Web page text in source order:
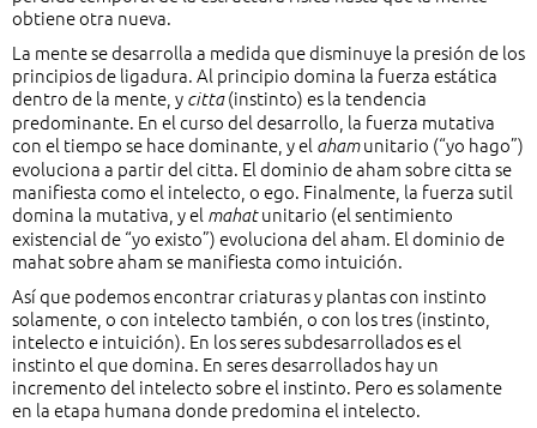
obtiene otra nueva.
La mente se desarrolla a medida que disminuye la presión de los
principios de ligadura. Al principio domina la fuerza estática
dentro de la mente, y citta(instinto) es la tendencia
predominante. En el curso del desarrollo, la fuerza mutativa
con el tiempo se hace dominante, y el ahamunitario (“yo hago”)
evoluciona a partir del citta. El dominio de aham sobre citta se
manifiesta como el intelecto, o ego. Finalmente, la fuerza sutil
domina la mutativa, y el mahatunitario (el sentimiento
existencial de “yo existo”) evoluciona del aham. El dominio de
mahat sobre aham se manifiesta como intuición.
Así que podemos encontrar criaturas y plantas con instinto
solamente, o con intelecto también, o con los tres (instinto,
intelecto e intuición). En los seres subdesarrollados es el
instinto el que domina. En seres desarrollados hay un
incremento del intelecto sobre el instinto. Pero es solamente
en la etapa humana donde predomina el intelecto.